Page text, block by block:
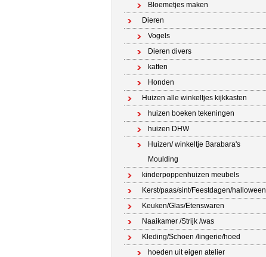
Bloemetjes maken
Dieren
Vogels
Dieren divers
katten
Honden
Huizen alle winkeltjes kijkkasten
huizen boeken tekeningen
huizen DHW
Huizen/ winkeltje Barabara's
Moulding
kinderpoppenhuizen meubels
Kerst/paas/sint/Feestdagen/halloween
Keuken/Glas/Etenswaren
Naaikamer /Strijk /was
Kleding/Schoen /lingerie/hoed
hoeden uit eigen atelier